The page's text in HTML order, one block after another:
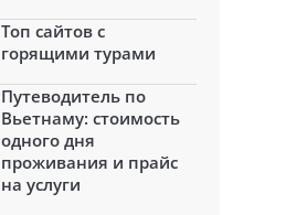
Топ сайтов с
горящими турами
Путеводитель по
Вьетнаму: стоимость
одного дня
проживания и прайс
на услуги